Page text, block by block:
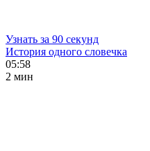
Узнать за 90 секунд
История одного словечка
05:58
2 мин